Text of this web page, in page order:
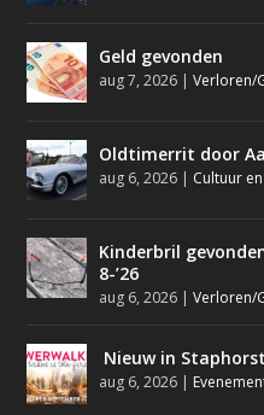
Geld gevonden
aug 7, 2026 |Verloren/
Oldtimerrit door
aug 6, 2026 | Cultuur
Kinderbril
8-’26
aug 6, 2026 |Verloren/
Nieuw in
aug 6, 2026 |